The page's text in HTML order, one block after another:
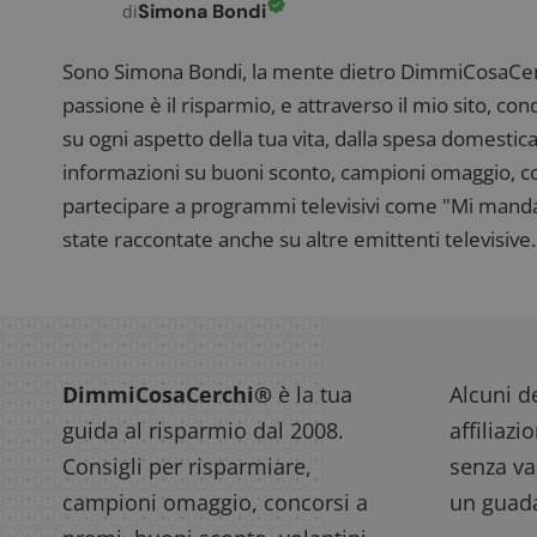
diSimona Bondi
Sono Simona Bondi, la mente dietro
passione è il risparmio, e attraverso il mio sito,
su ogni aspetto della tua vita, dalla spesa
informazioni su buoni sconto, campioni omaggio,
partecipare a programmi televisivi come "Mi
state raccontate anche su altre emittenti
DimmiCosaCerchi® è la tua
guida al risparmio dal 2008.
Consigli per risparmiare,
campioni omaggio, concorsi a
Alcuni
senza
un
Nome
_pk_id.1.938b
FCCDCF